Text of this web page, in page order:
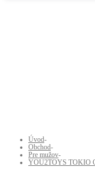
Úvod-
Obchod-
Pre mužov-
YOU2TOYS TOKIO